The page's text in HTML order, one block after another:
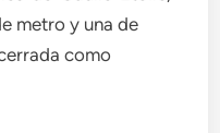
metro y una de
como